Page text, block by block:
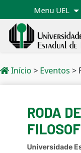
Menu UEL
Início > Eventos >
RODA
Universidade